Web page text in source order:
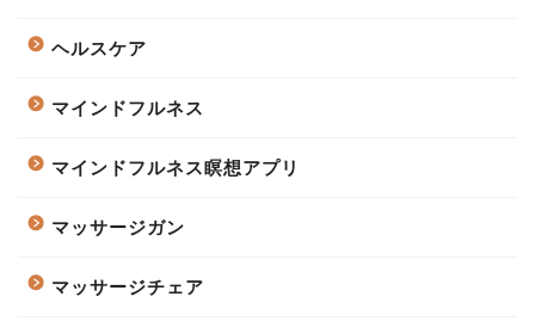
ヘルスケア
マインドフルネス
マインドフルネス瞑想アプリ
マッサージガン
マッサージチェア